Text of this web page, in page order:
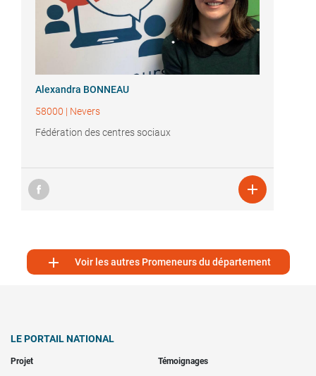
Alexandra BONNEAU
58000 | Nevers
Fédération des centres sociaux

 Voir les autres Promeneurs du département
LE PORTAIL NATIONAL
Projet Témoignages